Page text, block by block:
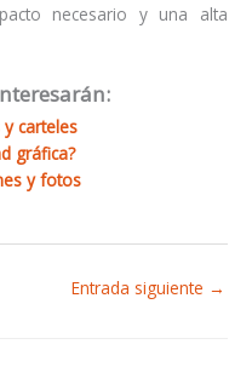
necesario y una alta
carteles
gráfica?
y fotos
Entrada siguiente →